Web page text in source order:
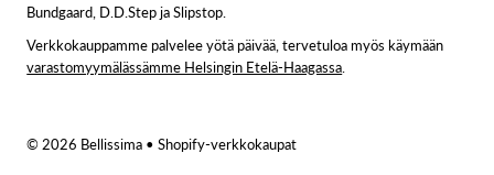
Bundgaard, D.D.Step ja Slipstop.
Verkkokauppamme palvelee yötä päivää, tervetuloa myös käymään
varastomyymälässämme Helsingin Etelä-Haagassa
© 2026 Bellissima • Shopify-verkkokaupat